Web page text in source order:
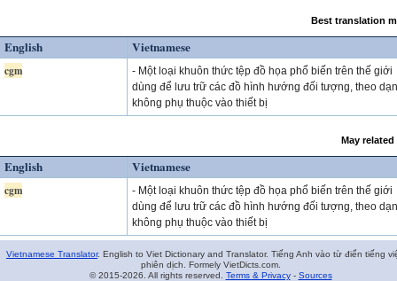
Best translation
English Vietnamese
cgm
- Một loại khuôn thức tệp đồ họa phổ biến trên thế giới
dùng để lưu trữ các đồ hình hướng đối tượng, theo
không phụ thuộc vào thiết bị
May
English Vietnamese
cgm
- Một loại khuôn thức tệp đồ họa phổ biến trên thế giới
dùng để lưu trữ các đồ hình hướng đối tượng, theo
không phụ thuộc vào thiết bị
Vietnamese Translator. English to Viet Dictionary and Translator. Tiếng Anh vào từ điển tiếng
phiên dịch. Formely VietDicts.com.
© 2015-2026. All rights reserved. Terms & Privacy- Sources